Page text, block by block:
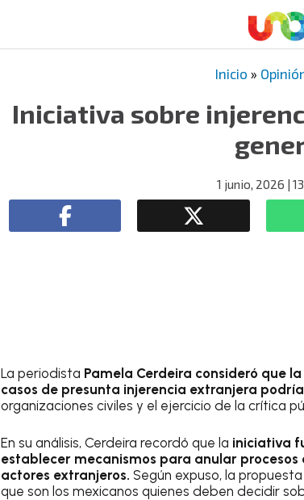
Inicio »
Iniciativa sobre
1 junio, 2026 |
La periodista Pamela Cerdeira consideró que
casos de presunta injerencia extranjera
organizaciones civiles y el ejercicio de la crítica
En su análisis, Cerdeira recordó que la iniciativa
establecer mecanismos para anular
actores extranjeros. Según expuso, la
que son los mexicanos quienes deben decidir